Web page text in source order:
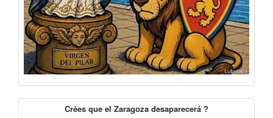
Crées que el Zaragoza desaparecerá ?